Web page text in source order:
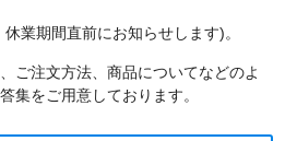
業期間直前にお知らせします)。
ご注文方法、商品についてなどのよ
集をご用意しております。